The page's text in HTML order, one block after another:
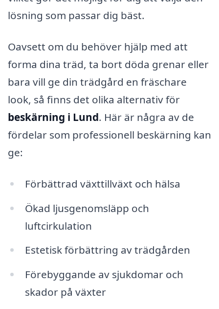
lösning som passar dig bäst.
Oavsett om du behöver hjälp med att
forma dina träd, ta bort döda grenar eller
bara vill ge din trädgård en fräschare
look, så finns det olika alternativ för
beskärning i Lund. Här är några av de
fördelar som professionell beskärning kan
ge:
Förbättrad växttillväxt och hälsa
Ökad ljusgenomsläpp och
luftcirkulation
Estetisk förbättring av trädgården
Förebyggande av sjukdomar och
skador på växter